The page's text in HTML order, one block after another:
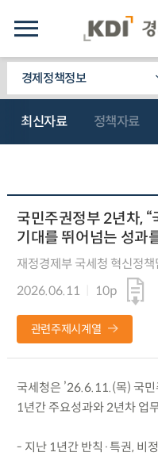
경제정책정보
최신자료 정책자료
국민주권정부 2년차,
기대를 뛰어넘는 성과
재정경제부 국세청 혁신정
2026.06.11
10p
관련주제시계열
국세청은 ’26.6.11.(목) 국
1년간 주요성과와 2년차 업
- 지난 1년간 반칙·특권, 비